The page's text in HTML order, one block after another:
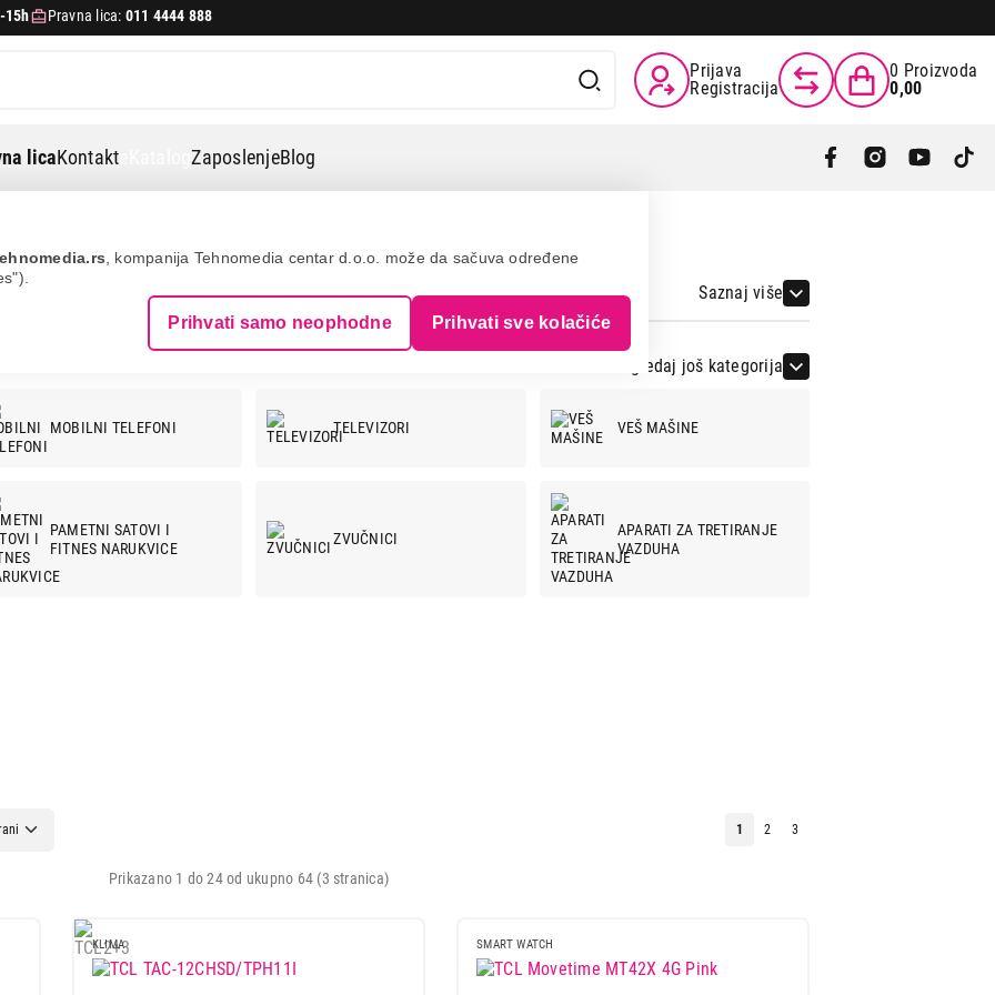
, kompanija Tehnomedia centar d.o.o. može da sačuva određene
Prihvati samo neophodne Prihvati sve kolačiće
15h Pravna lica: 011 4444 888
Prijava
Registracija
0 Proizvoda
0,00
licaKontakt eKatalogZaposlenjeBlog
Saznaj više
Pogledaj još kategorija
MOBILNI TELEFONI TELEVIZORI VEŠ MAŠINE
PAMETNI SATOVI I
FITNES NARUKVICE
ZVUČNICI
APARATI ZA TRETIRANJE
VAZDUHA
Prikazano 1 do 24 od ukupno 64 (3 stranica)
1 2 3
KLIMA SMART WATCH